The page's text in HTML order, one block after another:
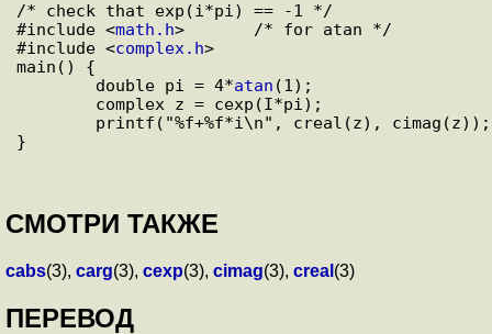
/* check that exp(i*pi) == -1 */
#include <math.h>       /* for atan */
#include <complex.h>
main() {
        double pi = 4*
atan (1);
СМОТРИ ТАКЖЕ
cabs(3), carg(3), cexp(3), cimag(3), creal (3)
ПЕРЕВОД